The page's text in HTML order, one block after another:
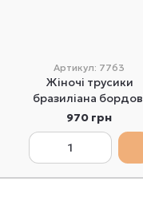
Артикул: 7763
Жіночі трусики
бразиліана
Leilieve 7763 XS
970 грн